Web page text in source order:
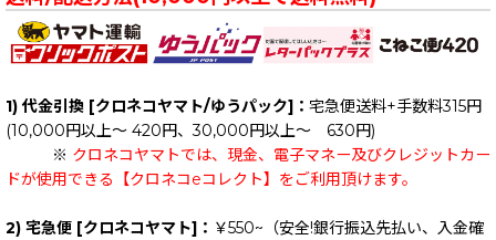
1) 代金引換 [クロネコヤマト/ゆうパック]： 宅急便送料+手数料315円
(10,000円以上～ 420円、30,000円以上～ 630円)
※ クロネコヤマトでは、現金、電子マネー及びクレジットカー
ドが使用できる【クロネコeコレクト】をご利用頂けます。
2) 宅急便 [クロネコヤマト]： ￥550~（安全!銀行振込先払い、入金確